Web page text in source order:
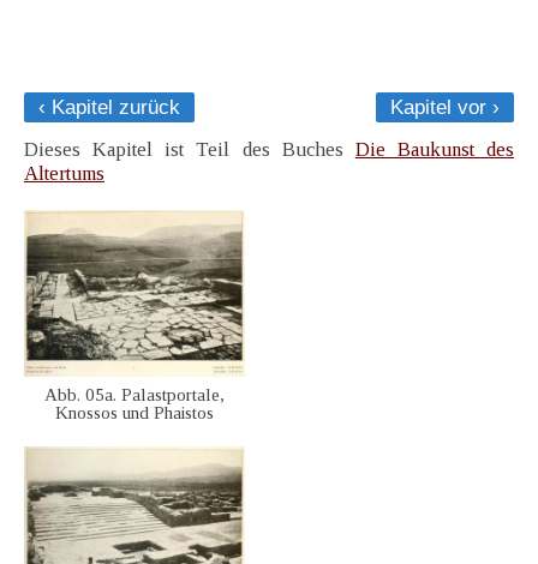
‹ Kapitel zurück
Kapitel vor ›
Dieses Kapitel ist Teil des Buches Die Baukunst des
Altertums
Abb. 05a. Palastportale,
Knossos und Phaistos